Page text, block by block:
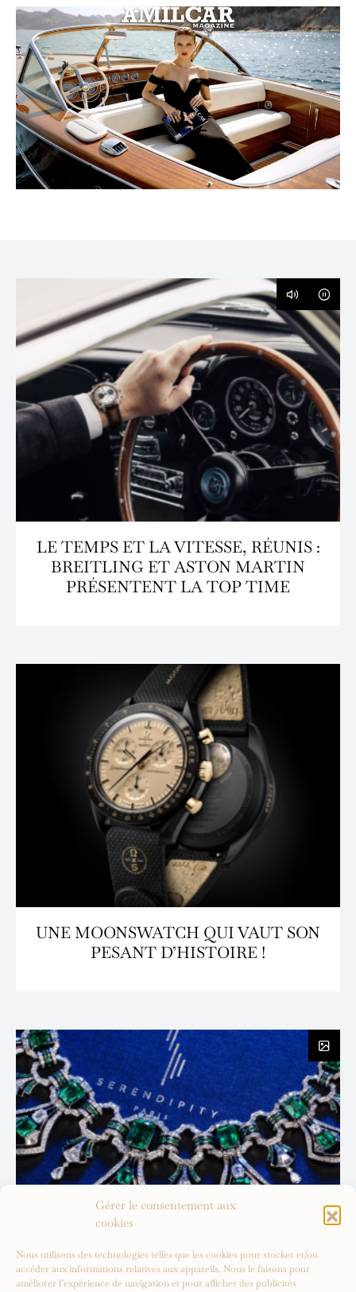
Gérer le consentement aux
cookies
Nous utilisons des technologies telles que les cookies pour stocker et/ou
accéder aux informations relatives aux appareils. Nous le faisons pour
améliorer l’expérience de navigation et pour afficher des publicités
LE TEMPS ET LA VITESSE, RÉUNIS :
BREITLING ET ASTON MARTIN
PRÉSENTENT LA TOP TIME
UNE MOONSWATCH QUI VAUT SON
PESANT D’HISTOIRE !